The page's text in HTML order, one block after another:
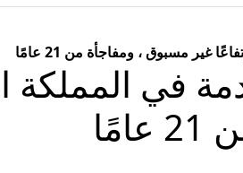
مسبوق ، ومفاجأة من 21 عامًا
في المملكة